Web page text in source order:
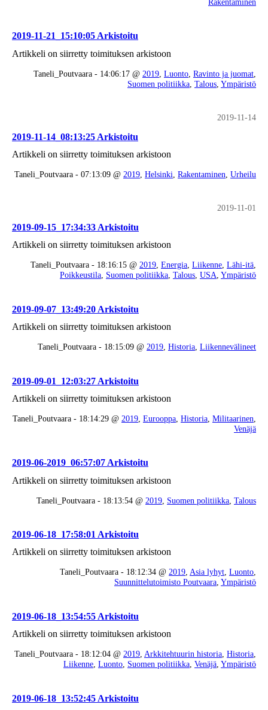
2019-11-21_15:10:05 Arkistoitu
Artikkeli on siirretty toimituksen arkistoon
Taneli_Poutvaara - 14:06:17 @ 2019 Luonto Ravinto ja juomat
Suomen politiikka Talous Ympäristö
2019-11-14
2019-11-14_08:13:25 Arkistoitu
Artikkeli on siirretty toimituksen arkistoon
Taneli_Poutvaara - 07:13:09 @ 2019 Helsinki Rakentaminen Urheilu
2019-11-01
2019-09-15_17:34:33 Arkistoitu
Artikkeli on siirretty toimituksen arkistoon
Taneli_Poutvaara - 18:16:15 @ 2019 Energia Liikenne Lähi-itä
Poikkeustila Suomen politiikka Talous USA Ympäristö
2019-09-07_13:49:20 Arkistoitu
Artikkeli on siirretty toimituksen arkistoon
Taneli_Poutvaara - 18:15:09 @ 2019 Historia Liikennevälineet
2019-09-01_12:03:27 Arkistoitu
Artikkeli on siirretty toimituksen arkistoon
Taneli_Poutvaara - 18:14:29 @ 2019 Eurooppa Historia Militaarinen
Venäjä
2019-06-2019_06:57:07 Arkistoitu
Artikkeli on siirretty toimituksen arkistoon
Taneli_Poutvaara - 18:13:54 @ 2019 Suomen politiikka Talous
2019-06-18_17:58:01 Arkistoitu
Artikkeli on siirretty toimituksen arkistoon
Taneli_Poutvaara - 18:12:34 @ 2019, Asia lyhyt, Luonto,
Suunnittelutoimisto Poutvaara, Ympäristö
2019-06-18_13:54:55 Arkistoitu
Artikkeli on siirretty toimituksen arkistoon
Taneli_Poutvaara - 18:12:04 @ 2019, Arkkitehtuurin historia, Historia,
Liikenne, Luonto, Suomen politiikka, Venäjä, Ympäristö
2019-06-18_13:52:45 Arkistoitu